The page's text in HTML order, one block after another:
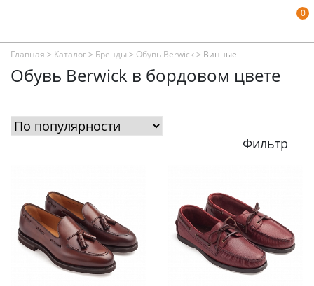
0
Главная > Каталог> Бренды > Обувь Berwick> Винные
Обувь Berwick в бордовом цвете
Фильтр